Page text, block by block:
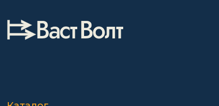
О компании Покупателям